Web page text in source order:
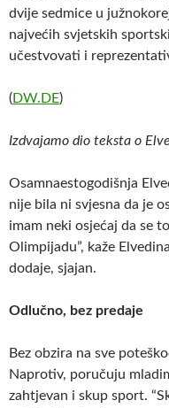
dvije sedmice u
najvećih svjetskih
učestvovati i
(DW.DE)
Izdvajamo dio teksta o
Osamnaestogodišnja
nije bila ni svjesna da je
imam neki osjećaj da se
Olimpijadu”, kaže
dodaje, sjajan.
Odlučno, bez predaje
Bez obzira na sve
Naprotiv, poručuju
zahtjevan i skup sport.